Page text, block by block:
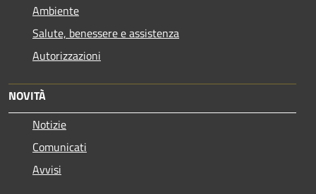
Ambiente
Salute, benessere e assistenza
Autorizzazioni
NOVITÀ
Notizie
Comunicati
Avvisi